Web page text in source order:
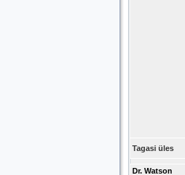
Tagasi üles
Dr. Watson